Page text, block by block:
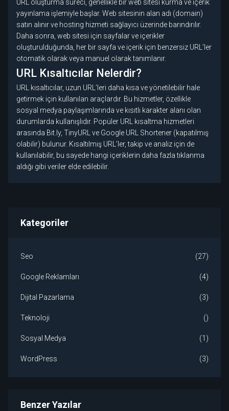
URL oluşturma süreci, genellikle bir web sitesi kurma ve içerik
yayınlama işlemiyle başlar. Web sitesinin alan adı (domain)
satın alınır ve hosting hizmeti sağlayıcı üzerinde barındırılır.
Daha sonra, web sitesi için sayfalar ve içerikler
oluşturulduğunda, her bir sayfa ve içerik için benzersiz URL’ler
otomatik olarak veya manuel olarak tanımlanır.
URL Kısaltıcılar Nelerdir?
URL kısaltıcılar, uzun URL’leri daha kısa ve yönetilebilir hale
getirmek için kullanılan araçlardır. Bu hizmetler, özellikle
sosyal medya paylaşımlarında ve kısıtlı karakter alanı olan
durumlarda kullanışlıdır. Popüler URL kısaltma hizmetleri
arasında Bit.ly, TinyURL ve Google URL Shortener (kapatılmış
olabilir) bulunur. Kısaltılmış URL’ler, takip ve analiz için de
kullanılabilir, bu sayede hangi içeriklerin daha fazla tıklanma
aldığı gibi veriler elde edilebilir.
Kategoriler
Seo (27)
Google Reklamları (4)
Dijital Pazarlama (3)
Teknoloji ()
Sosyal Medya (1)
WordPress (3)
Benzer Yazılar